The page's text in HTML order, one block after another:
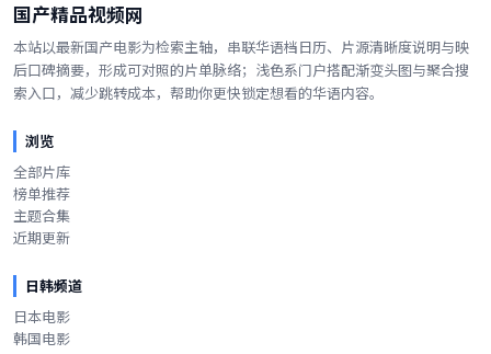
国产精品视频网
本站以最新国产电影为检索主轴，串联华语档日历、片源清晰度说明与映
后口碑摘要，形成可对照的片单脉络；浅色系门户搭配渐变头图与聚合搜
索入口，减少跳转成本，帮助你更快锁定想看的华语内容。
浏览
全部片库
榜单推荐
主题合集
近期更新
日韩频道
日本电影
韩国电影